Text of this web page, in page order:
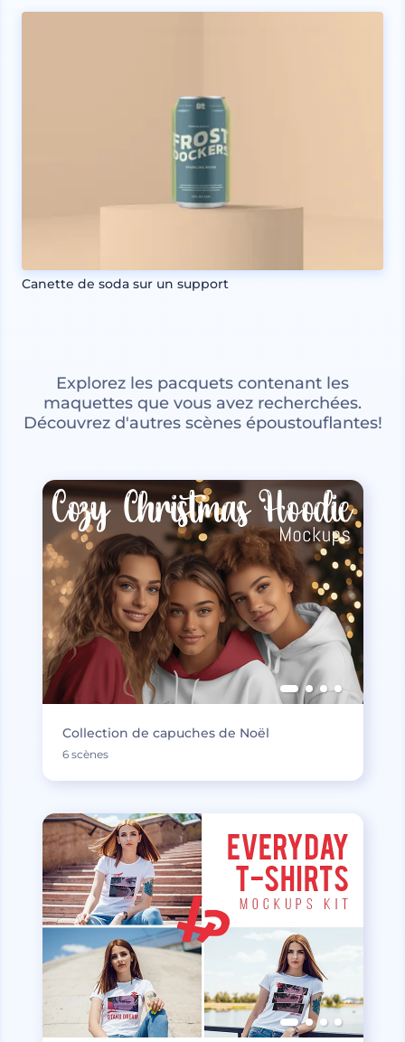
Canette de soda sur un support
Explorez les pacquets contenant les
maquettes que vous avez recherchées.
Découvrez d'autres scènes époustouflantes!
Collection de capuches de Noël
6 scènes